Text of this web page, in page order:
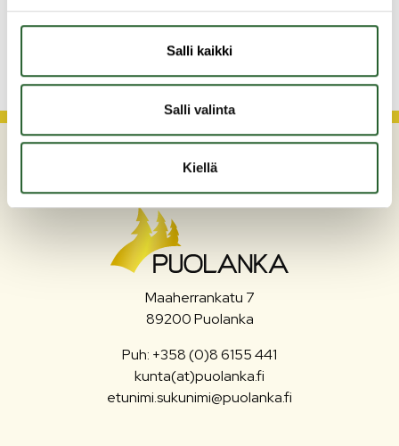
Salli kaikki
Salli valinta
Kiellä
+358405750586piia.heikkinen@puolanka.fi
Maaherrankatu 7
89200 Puolanka
Puh: +358 (0)8 6155 441
kunta(at)puolanka.fi
etunimi.sukunimi@puolanka.fi